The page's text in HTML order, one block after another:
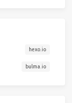
hexo.io
bulma.io